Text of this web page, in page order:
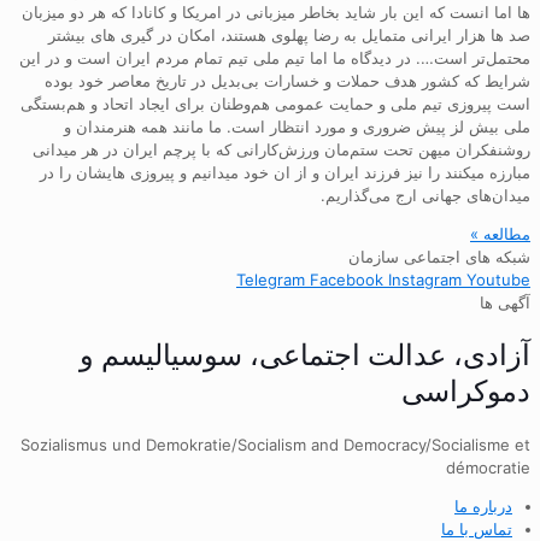
ها اما انست که این بار شاید بخاطر میزبانی در امریکا و کانادا که هر دو میزبان
صد ها هزار ایرانی متمایل به رضا پهلوی هستند، امکان در گیری های بیشتر
محتمل‌تر است…. در دیدگاه ما اما تیم ملی تیم تمام مردم ایران است و در این
شرایط که کشور هدف حملات و خسارات بی‌بدیل در تاریخ معاصر خود بوده
است پیروزی تیم ملی و حمایت عمومی هم‌وطنان برای ایجاد اتحاد و هم‌بستگی
ملی بیش لز پیش ضروری و مورد انتظار است. ما مانند همه هنرمندان و
روشنفکران میهن تحت ستم‌مان ورزش‌کارانی که با پرچم ایران در هر میدانی
مبارزه میکنند را نیز فرزند ایران و از ان خود میدانیم و پیروزی هایشان را در
میدان‌های جهانی ارج می‌گذاریم.
مطالعه »
شبکه های اجتماعی سازمان
Telegram Facebook Instagram Youtube
آگهی ها
آزادی، عدالت اجتماعی، سوسیالیسم و
دموکراسی
Sozialismus und Demokratie/Socialism and Democracy/Socialisme et
démocratie
درباره ما
تماس با ما